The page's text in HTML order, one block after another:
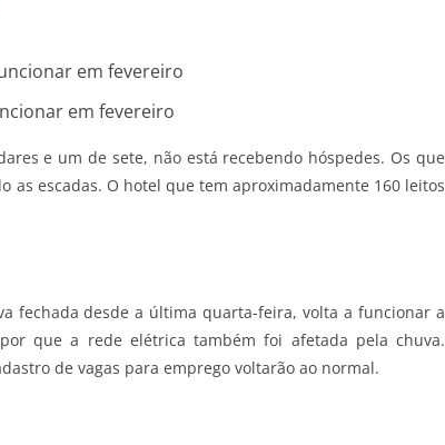
em fevereiro
e um de sete, não está recebendo hóspedes. Os que
as escadas. O hotel que tem aproximadamente 160 leitos
fechada desde a última quarta-feira, volta a funcionar a
que a rede elétrica também foi afetada pela chuva.
de vagas para emprego voltarão ao normal.